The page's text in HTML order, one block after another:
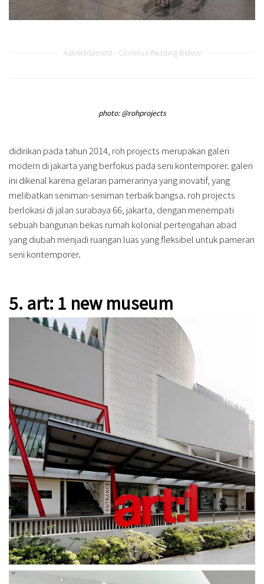
Advertisement - Continue Reading Below
photo: @rohprojects
didirikan pada tahun 2014, roh projects merupakan galeri
modern di jakarta yang berfokus pada seni kontemporer. galeri
ini dikenal karena gelaran pamerannya yang inovatif, yang
melibatkan seniman-seniman terbaik bangsa. roh projects
berlokasi di jalan surabaya 66, jakarta, dengan menempati
sebuah bangunan bekas rumah kolonial pertengahan abad
yang diubah menjadi ruangan luas yang fleksibel untuk pameran
seni kontemporer.
5. art: 1 new museum